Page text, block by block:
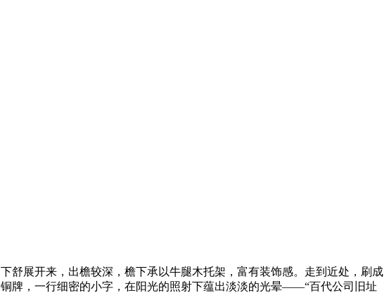
舒展开来，出檐较深，檐下承以牛腿木托架，富有装饰感。走到近处，刷成
牌，一行细密的小字，在阳光的照射下蕴出淡淡的光晕——“百代公司旧址